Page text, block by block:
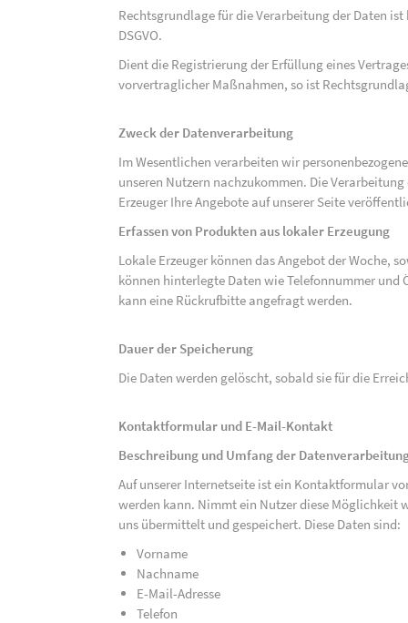
Rechtsgrundlage für die Verarbeitung der Daten
DSGVO.
Dient die Registrierung der Erfüllung eines
vorvertraglicher Maßnahmen, so ist
Zweck der Datenverarbeitung
Im Wesentlichen verarbeiten wir
unseren Nutzern nachzukommen. Die
Erzeuger Ihre Angebote auf unserer Seite
Erfassen von Produkten aus lokaler Erzeugung
Lokale Erzeuger können das Angebot der Woche,
können hinterlegte Daten wie Telefonnummer und
kann eine Rückrufbitte angefragt werden.
Dauer der Speicherung
Die Daten werden gelöscht, sobald sie für die
Kontaktformular und E-Mail-Kontakt
Beschreibung und Umfang der
Auf unserer Internetseite ist ein Kontaktformular
werden kann. Nimmt ein Nutzer diese Möglichkeit
uns übermittelt und gespeichert. Diese Daten sind:
Vorname
Nachname
E-Mail-Adresse
Telefon